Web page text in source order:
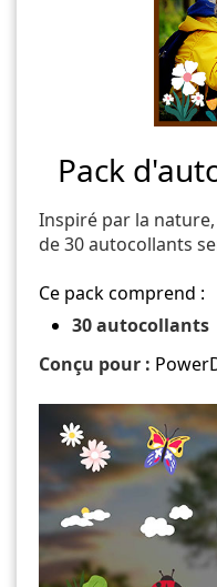
Pack
Inspiré par la
de 30 autocollants
Ce pack comprend :
30 autocollants
Conçu pour :